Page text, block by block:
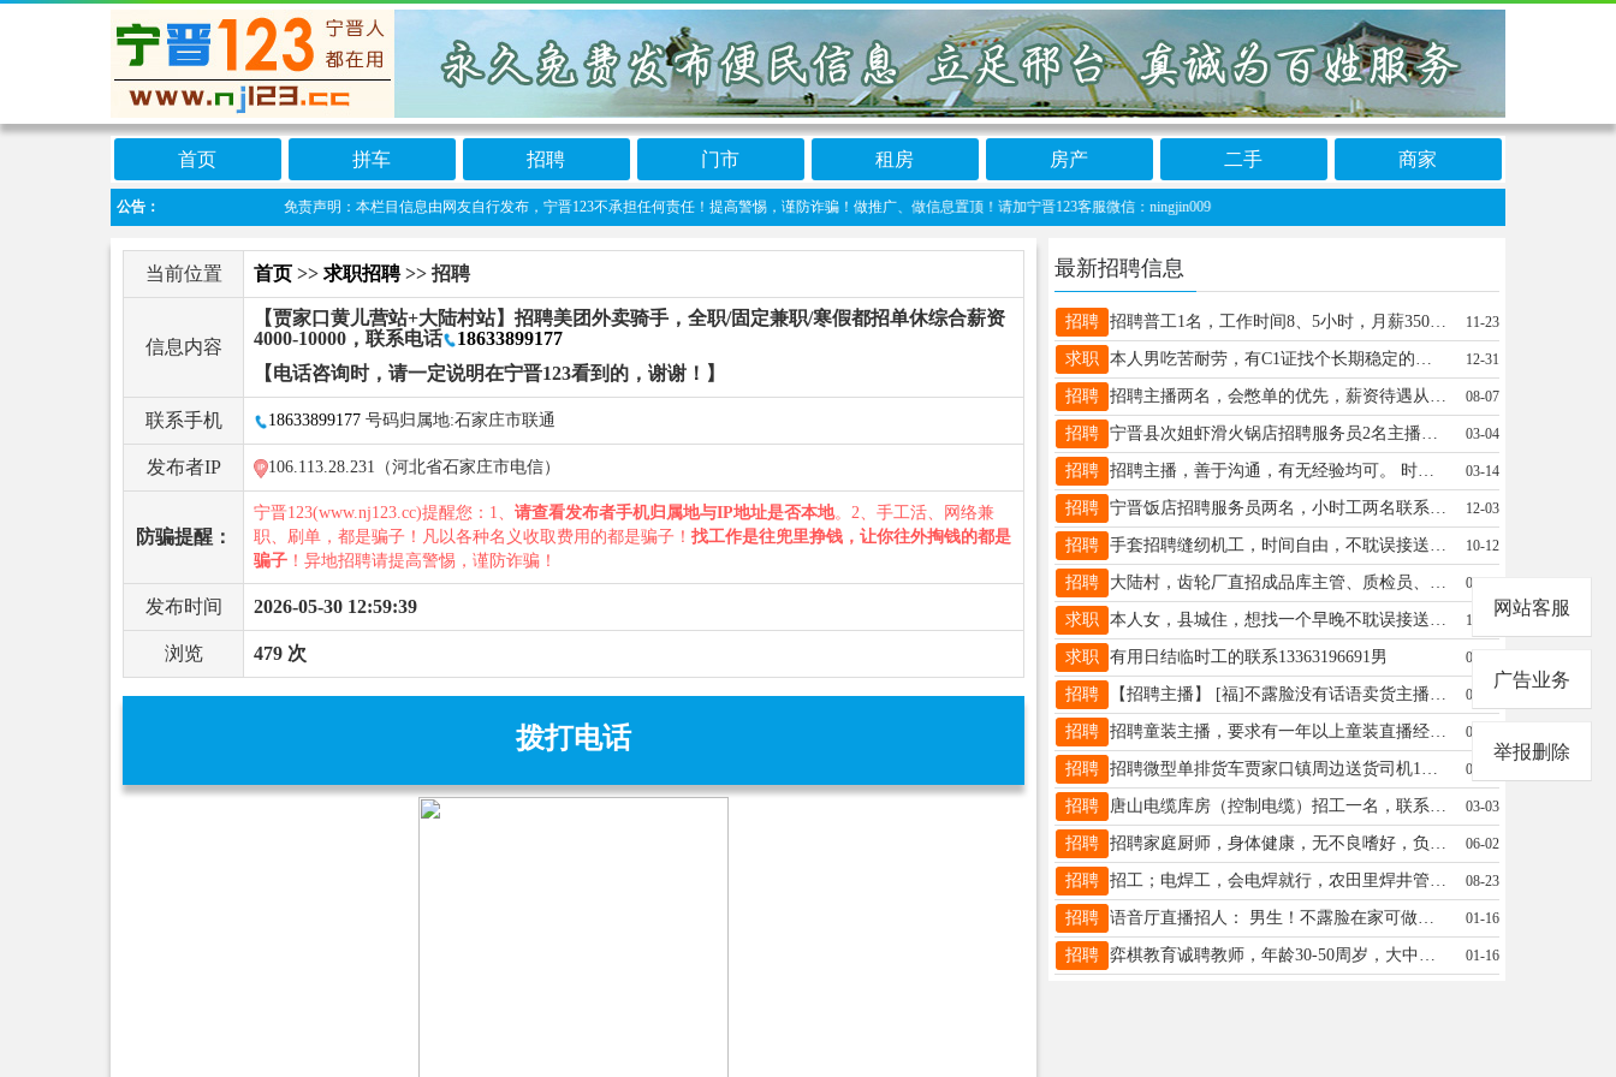
首页 拼车 招聘 门市 租房 房产 二手 商家
公告： 免责声明：本栏目信息由网友自行发布，宁晋123不承担任何责任！提高警惕，谨防诈骗！做推广、做信息置顶！请加宁晋123客服微信：ningjin009
当前位置 首页 >> 求职招聘>> 招聘
信息内容
【贾家口黄儿营站+大陆村站】招聘美团外卖骑手，全职/固定兼职/寒假都招单休综合薪资
4000-10000，联系电话
18633899177
【电话咨询时，请一定说明在宁晋123看到的，谢谢！】
联系手机 18633899177 号码归属地:石家庄市联通
发布者IP 106.113.28.231（河北省石家庄市电信）
防骗提醒：
宁晋123(www.nj123.cc)提醒您：1、 请查看发布者手机归属地与IP地址是否本地。2、手工活、网络兼
职、刷单，都是骗子！凡以各种名义收取费用的都是骗子！ 找工作是往兜里挣钱，让你往外掏钱的都是
骗子 ！异地招聘请提高警惕，谨防诈骗！
发布时间 2026-05-30 12:59:39
浏览 479 次
拨打电话
最新招聘信息
招聘 招聘普工1名，工作时间8、5小时，月薪3500元……4500元工作地点县城附近，电话18131957430赵先生 11-23
求职 本人男吃苦耐劳，有C1证找个长期稳定的工作18132198397 12-31
招聘 招聘主播两名，会憋单的优先，薪资待遇从优，有意18031999591 08-07
招聘 宁晋县次姐虾滑火锅店招聘服务员2名主播一名（工作简单）下午临时工2名（周末也行）电话13315916062 03-04
招聘 招聘主播，善于沟通，有无经验均可。 时间自由，待遇优厚，感兴趣联系17717725394 03-14
招聘 宁晋饭店招聘服务员两名，小时工两名联系电话199131921991 12-03
招聘 手套招聘缝纫机工，时间自由，不耽误接送孩子，计件工资，工资月结，有意者联系18031978976 10-12
招聘 大陆村，齿轮厂直招成品库主管、质检员、箱体组装工、数控操作工、机电维修工，月薪6000-12000元，包食宿+社保+福利，长期稳定，电话：19103399867 03-04
求职 本人女，县城住，想找一个早晚不耽误接送孩子，最好还能过星期的工作，wx13373397987 10-08
求职 有用日结临时工的联系13363196691男 06-28
招聘 【招聘主播】 [福]不露脸没有话语卖货主播 ✅工作时长：不定时时间自由每天8小时 ✅薪资保障：保底2000元 ✅收入水平：平均4000-6000元 0基础，新手小白，宝妈均可一对一带，踏实赚钱不内卷～ 🏠地址：新车站附近 ☎电话：19913011113 06-11
招聘 招聘童装主播，要求有一年以上童装直播经验，地址南关村联系电话13513191763 08-06
招聘 招聘微型单排货车贾家口镇周边送货司机1名要求能吃苦耐劳工资面意有意者联系电话：13180550760 09-26
招聘 唐山电缆库房（控制电缆）招工一名，联系电话15076520222 03-03
招聘 招聘家庭厨师，身体健康，无不良嗜好，负责一日三餐，每餐4-6菜，月薪4500-6000，工作地点民乐园附近，联系电话13383098128，未接通短信留言。 06-02
招聘 招工；电焊工，会电焊就行，农田里焊井管法兰盘，工作轻松，可短期可长期，工资电议，电话13363142227 08-23
招聘 语音厅直播招人： 男生！不露脸在家可做！ 每日工资自提（上不封顶）可兼职（大学生们往这里看看） 要求：满18周岁有手机稍微安静点的环境有一定的交流能力18134098590 01-16
招聘 弈棋教育诚聘教师，年龄30-50周岁，大中专学历即可，零基础可享岗前培训。要求有耐心，能吃苦耐劳，爱教育事业。薪资准时，待遇面议。电话微信同号：1910322876813831964786 01-16
网站客服
广告业务
举报删除